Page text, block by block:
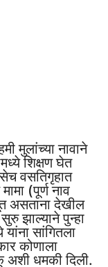
मुलांच्या नावाने
शिक्षण घेत
वसतिगृहात
(पूर्ण नाव
असताना देखील
झाल्याने पुन्हा
सांगितला
कोणाला
अशी धमकी दिली.